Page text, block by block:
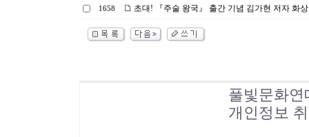
1658 초대! 『주술 왕국』 출간 기념 김가현 저자 화
풀빛문화연
개인정보